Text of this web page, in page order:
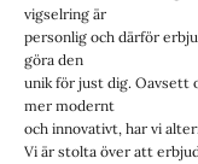
vigselring är
personlig och därför
göra den
unik för just dig. Oavsett
mer modernt
och innovativt, har vi
Vi är stolta över att